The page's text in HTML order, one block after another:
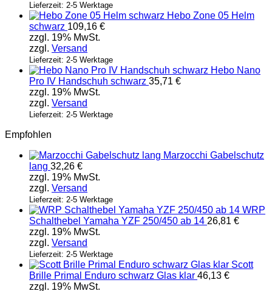
Lieferzeit: 2-5 Werktage
Hebo Zone 05 Helm
schwarz 109,16 €
zzgl. 19% MwSt.
zzgl. Versand
Lieferzeit: 2-5 Werktage
Hebo Nano
Pro IV Handschuh schwarz 35,71 €
zzgl. 19% MwSt.
zzgl. Versand
Lieferzeit: 2-5 Werktage
Empfohlen
Marzocchi Gabelschutz
lang 32,26 €
zzgl. 19% MwSt.
zzgl. Versand
Lieferzeit: 2-5 Werktage
WRP
Schalthebel Yamaha YZF 250/450 ab 14 26,81 €
zzgl. 19% MwSt.
zzgl. Versand
Lieferzeit: 2-5 Werktage
Scott
Brille Primal Enduro schwarz Glas klar 46,13 €
zzgl. 19% MwSt.